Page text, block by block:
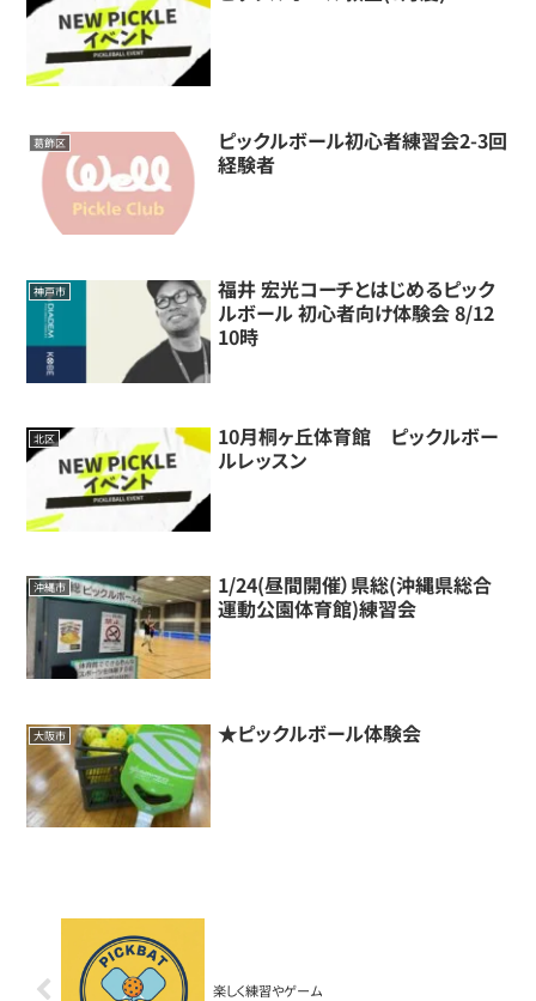
葛飾区
ピックルボール初心者練習会2-3回
経験者
神戸市
福井 宏光コーチとはじめるピック
ルボール 初心者向け体験会 8/12
10時
北区
10月桐ヶ丘体育館 ピックルボー
ルレッスン
沖縄市
1/24(昼間開催）県総(沖縄県総合
運動公園体育館)練習会
大阪市 ★ピックルボール体験会
楽しく練習やゲーム